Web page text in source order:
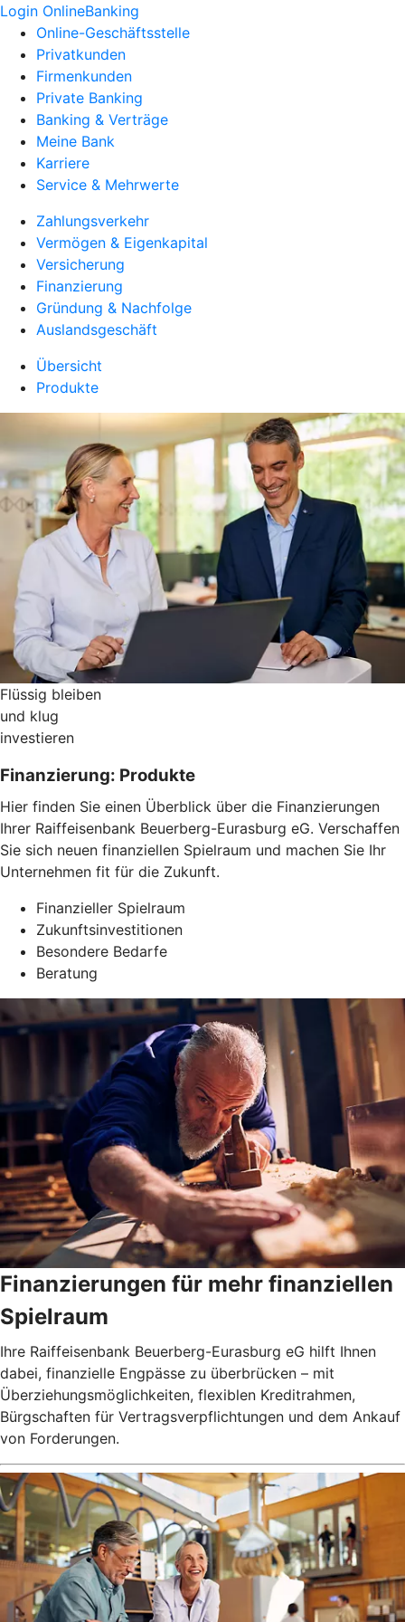
Login OnlineBanking
Online-Geschäftsstelle
Privatkunden
Firmenkunden
Private Banking
Banking & Verträge
Meine Bank
Karriere
Service & Mehrwerte
Zahlungsverkehr
Vermögen & Eigenkapital
Versicherung
Finanzierung
Gründung & Nachfolge
Auslandsgeschäft
Übersicht
Produkte
Flüssig bleiben
und klug
investieren
Finanzierung: Produkte
Hier finden Sie einen Überblick über die Finanzierungen
Ihrer Raiffeisenbank Beuerberg-Eurasburg eG. Verschaffen
Sie sich neuen finanziellen Spielraum und machen Sie Ihr
Unternehmen fit für die Zukunft.
Finanzieller Spielraum
Zukunftsinvestitionen
Besondere Bedarfe
Beratung
Finanzierungen für mehr finanziellen
Spielraum
Ihre Raiffeisenbank Beuerberg-Eurasburg eG hilft Ihnen
dabei, finanzielle Engpässe zu überbrücken – mit
Überziehungsmöglichkeiten, flexiblen Kreditrahmen,
Bürgschaften für Vertragsverpflichtungen und dem Ankauf
von Forderungen.